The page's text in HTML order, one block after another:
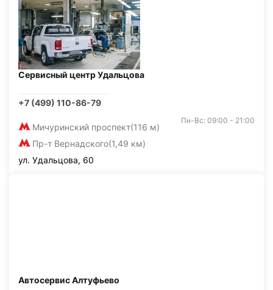
Сервисный центр Удальцова
+7 (499) 110-86-79
Мичуринский проспект(116 м)
Пр-т Вернадского(1,49 км)
Пн-Вс: 09:00 - 21:00
ул. Удальцова, 60
Автосервис Алтуфьево